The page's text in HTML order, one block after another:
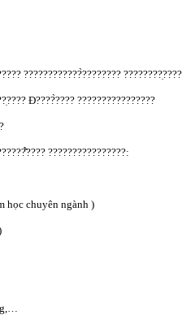
????????????̀???????? ????????̣????
Đ????̀???? ????????????????
????????????????:
học chuyên ngành )